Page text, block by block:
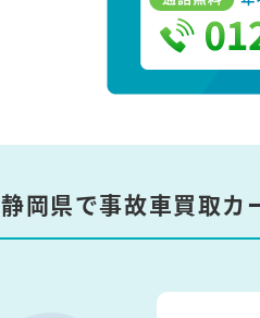
静岡県で事故車買取カ